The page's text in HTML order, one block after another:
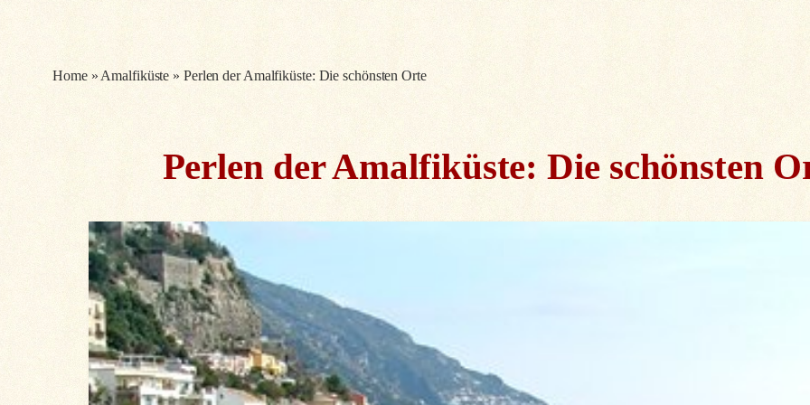
Home» Amalfiküste » Perlen der Amalfiküste: Die schönsten Orte
Perlen der Amalfiküste: Die schönsten